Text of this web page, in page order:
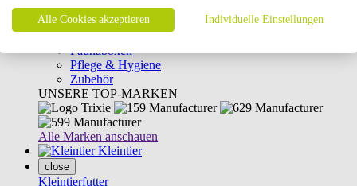
Wärmequellen
Bodengrund
Dekoration
Faunaboxen
Pflege & Hygiene
Zubehör
UNSERE TOP-MARKEN
Alle Marken anschauen
Kleintier
close
Kleintierfutter
Alle Cookies akzeptieren Individuelle Einstellungen